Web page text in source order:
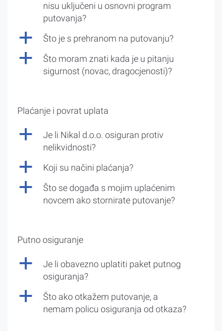
nisu uključeni u osnovni program
putovanja?
a Što je s prehranom na putovanju?
a
Što moram znati kada je u pitanju
sigurnost (novac, dragocjenosti)?
Plaćanje i povrat uplata
a
Je li Nikal d.o.o. osiguran protiv
nelikvidnosti?
a Koji su načini plaćanja?
a
Što se događa s mojim uplaćenim
novcem ako stornirate putovanje?
Putno osiguranje
a
Je li obavezno uplatiti paket putnog
osiguranja?
a
Što ako otkažem putovanje, a
nemam policu osiguranja od otkaza?